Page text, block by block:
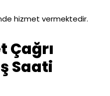
hizmet vermektedir.
Çağrı
Saati